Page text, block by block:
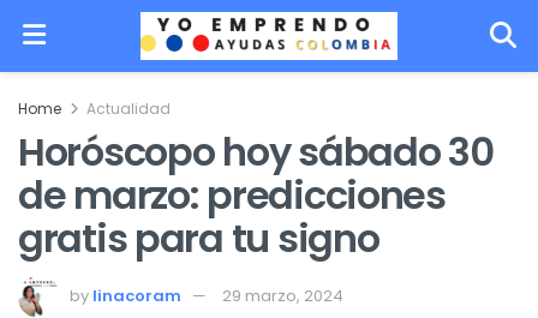
Home Actualidad
Horóscopo hoy sábado 30
de marzo: predicciones
gratis para tu signo
by linacoram 29 marzo, 2024